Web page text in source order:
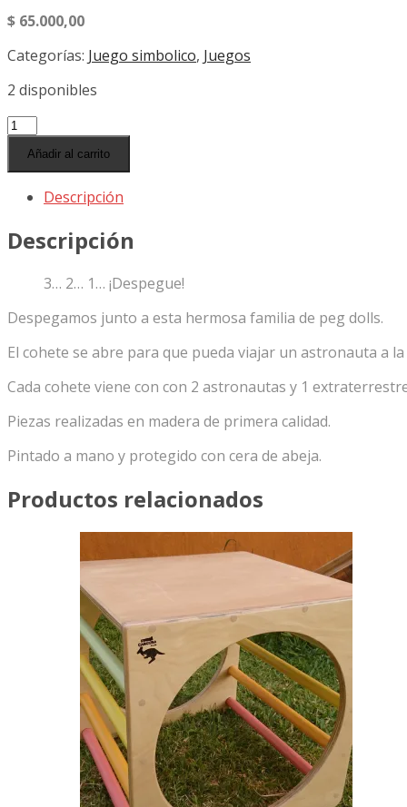
$ 65.000,00
Categorías: Juego simbolico, Juegos
2 disponibles
Cohete
con
pegdolls
cantidad
Añadir al carrito
Descripción
Descripción
3… 2… 1… ¡Despegue!
Despegamos junto a esta hermosa familia de peg dolls.
El cohete se abre para que pueda viajar un astronauta a la
Cada cohete viene con con 2 astronautas y 1
Piezas realizadas en madera de primera calidad.
Pintado a mano y protegido con cera de abeja.
Productos relacionados